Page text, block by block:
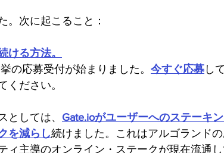
。次に起こること：
ける方法。
の応募受付が始まりました。 今すぐ応募 し
ください。
としては、 Gate.ioがユーザーへのステーキ
を減らし続けました。これはアルゴランド
ィ主導のオンライン・ステークが現在流通